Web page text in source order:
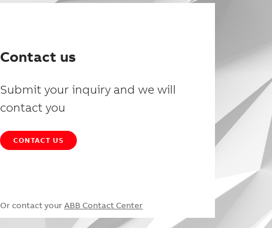
Contact us
Submit your inquiry and we will
contact you
CONTACT US
Or contact your ABB Contact Center